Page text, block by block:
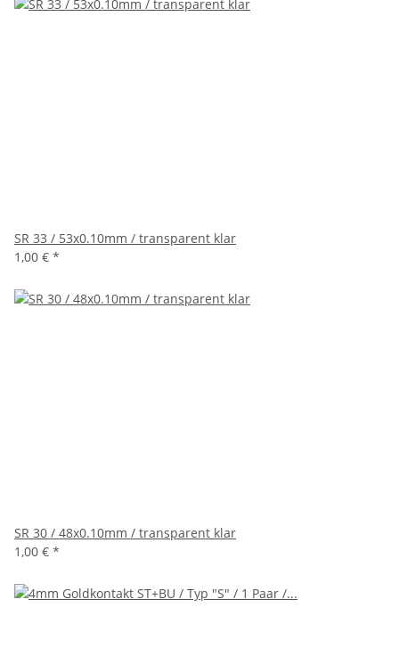
SR 33 / 53x0.10mm / transparent klar
1,00 € *
SR 30 / 48x0.10mm / transparent klar
1,00 € *